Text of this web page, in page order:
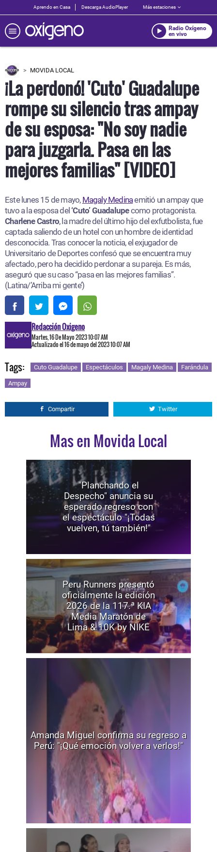
Aprendo en Casa Descarga AudioPlayer Más estaciones
Radio Oxígeno
en vivo
MOVIDA LOCAL
¡La perdonó! 'Cuto' Guadalupe
rompe su silencio tras ampay
de su esposa: "No soy nadie
para juzgarla. Pasa en las
mejores familias" [VIDEO]
Este lunes 15 de mayo, Magaly Medinaemitió un ampay que
tuvo a la esposa del ‘Cuto’ Guadalupecomo protagonista.
Charlene Castro, la madre del último hijo del exfutbolista, fue
captada saliendo de un hotel con un hombre de identidad
desconocida. Tras conocer la noticia, el exjugador de
Universitario de Deportes confesó que se encuentra muy
afectado, pero ha decidido perdonar a su pareja. Es más,
aseguró que su caso “pasa en las mejores familias”.
(Latina/’Arriba mi gente’)
Redacción Oxigeno
Martes, 16 De Mayo 2023 10:07 AM
Actualizado el 16 de mayo del 2023 10:07 AM
Tags: Cuto Guadalupe Espectáculos Magaly Medina Farándula
Ampay
Compartir Twitter
Mas en Movida Local
"Planchando el
Despecho" anuncia su
esperado regreso con
el espectáculo "¡Todas
vuelven, tú también!"
Peru Runners presentó
oficialmente la edición
2026 de la 117.ª KIA
Media Maratón de
Lima & 10K by NIKE
Amanda Miguel confirma su regreso a
Perú: "¡Qué emoción volver a verlos!"